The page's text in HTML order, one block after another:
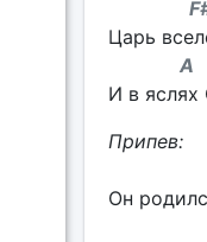
Царь
И в
Припев:
D
Он
D